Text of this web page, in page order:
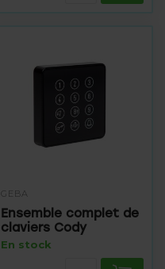
GEBA
Ensemble complet de
claviers Cody
En stock